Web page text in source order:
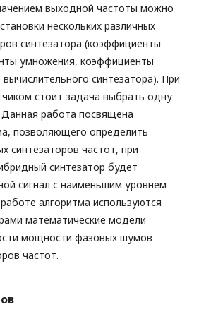
выходной частоты можно
нескольких различных
синтезатора (коэффициенты
умножения, коэффициенты
синтезатора). При
стоит задача выбрать одну
работа посвящена
позволяющего определить
синтезаторов частот, при
синтезатор будет
сигнал с наименьшим уровнем
алгоритма используются
математические модели
мощности фазовых шумов
частот.